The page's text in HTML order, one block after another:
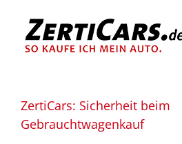
springen
ZertiCars: Sicherheit beim
Gebrauchtwagenkauf